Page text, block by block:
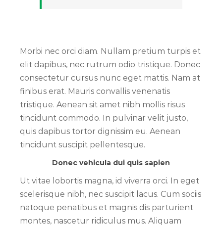
Morbi nec orci diam. Nullam pretium turpis et
elit dapibus, nec rutrum odio tristique. Donec
consectetur cursus nunc eget mattis. Nam at
finibus erat. Mauris convallis venenatis
tristique. Aenean sit amet nibh mollis risus
tincidunt commodo. In pulvinar velit justo,
quis dapibus tortor dignissim eu. Aenean
tincidunt suscipit pellentesque.
Donec vehicula dui quis sapien
Ut vitae lobortis magna, id viverra orci. In eget
scelerisque nibh, nec suscipit lacus. Cum sociis
natoque penatibus et magnis dis parturient
montes, nascetur ridiculus mus. Aliquam